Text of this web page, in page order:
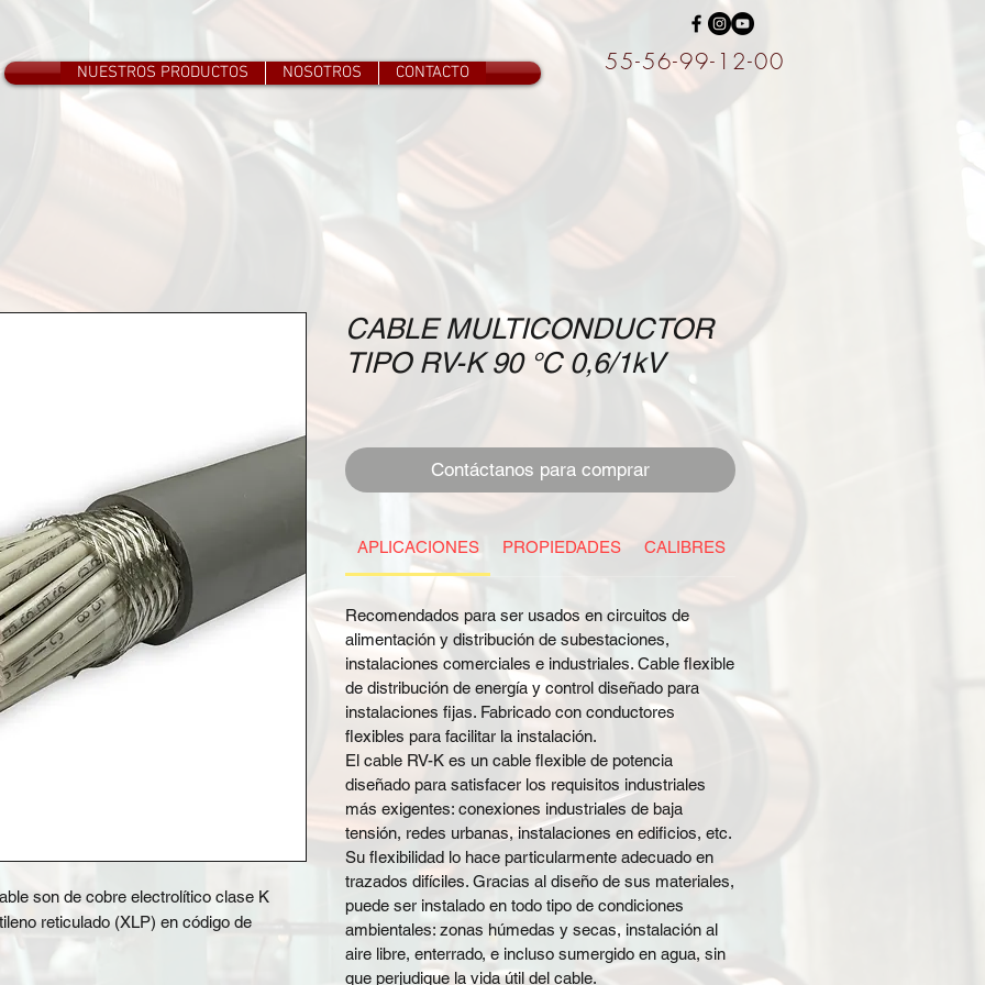
NUESTROS PRODUCTOS NOSOTROS CONTACTO 55-56-99-12-00
son de cobre electrolítico clase K
reticulado (XLP) en código de
CABLE MULTICONDUCTOR
TIPO RV-K 90 °C 0,6/1kV
Contáctanos para comprar
APLICACIONES PROPIEDADES CALIBRES
Recomendados para ser usados en circuitos de
alimentación y distribución de subestaciones,
instalaciones comerciales e industriales. Cable flexible
de distribución de energía y control diseñado para
instalaciones fijas. Fabricado con conductores
flexibles para facilitar la instalación.
El cable RV-K es un cable flexible de potencia
diseñado para satisfacer los requisitos industriales
más exigentes: conexiones industriales de baja
tensión, redes urbanas, instalaciones en edificios, etc.
Su flexibilidad lo hace particularmente adecuado en
trazados difíciles. Gracias al diseño de sus materiales,
puede ser instalado en todo tipo de condiciones
ambientales: zonas húmedas y secas, instalación al
aire libre, enterrado, e incluso sumergido en agua, sin
que perjudique la vida útil del cable.